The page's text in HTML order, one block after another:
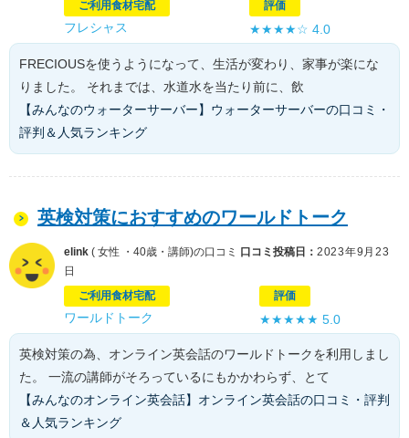
ご利用食材宅配
フレシャス
評価
★★★★☆4.0
FRECIOUSを使うようになって、生活が変わり、家事が楽にな
りました。 それまでは、水道水を当たり前に、飲
【みんなのウォーターサーバー】ウォーターサーバーの口コミ・
評判＆人気ランキング
英検対策におすすめのワールドトーク
elink ( 女性 ・40歳・講師)の口コミ 口コミ投稿日： 2023年9月23
日
ご利用食材宅配
ワールドトーク
評価
★★★★★5.0
英検対策の為、オンライン英会話のワールドトークを利用しまし
た。 一流の講師がそろっているにもかかわらず、とて
【みんなのオンライン英会話】オンライン英会話の口コミ・評判
＆人気ランキング